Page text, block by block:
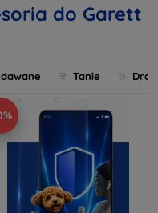
do Garett
Tanie